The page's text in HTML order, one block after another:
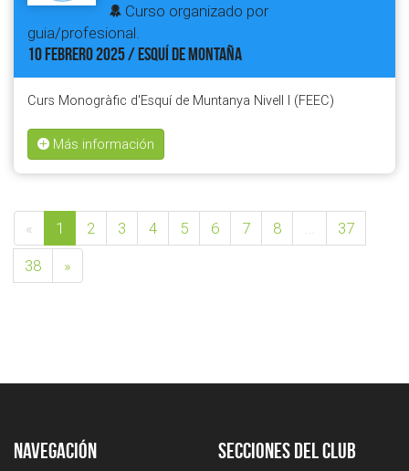
Curso organizado por
guia/profesional.
10 FEBRERO 2025 / ESQUÍ DE MONTAÑA
Curs Monogràfic d'Esquí de Muntanya Nivell I (FEEC)
Más información
« 1 2 3 4 5 6 7 8 ...
37
38
»
Navegación Secciones del club